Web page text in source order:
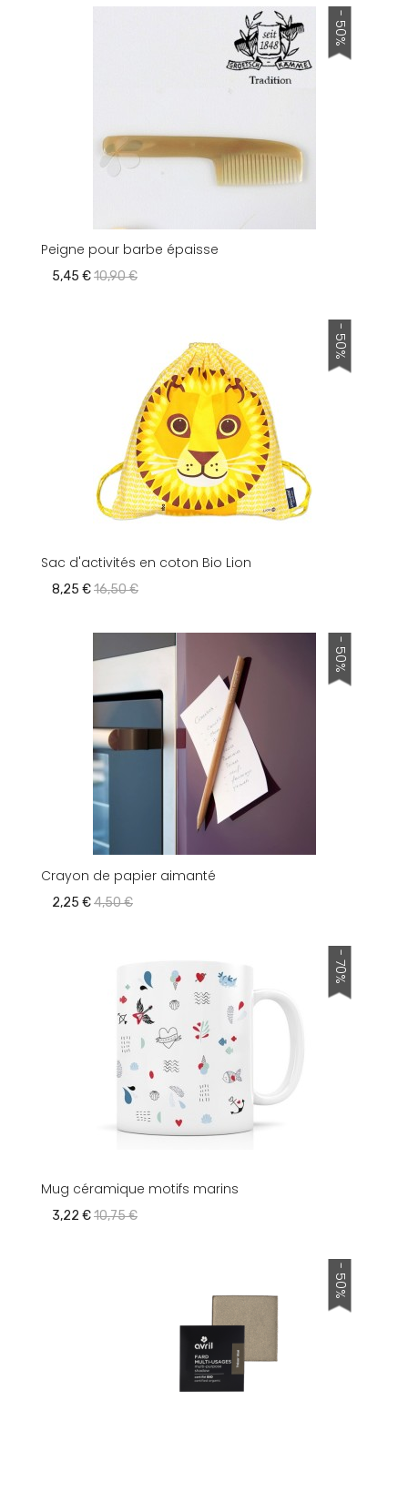
- 50%
Peigne pour barbe épaisse
5,45 €10,90 €
- 50%
Sac d'activités en coton Bio Lion
8,25 €16,50 €
- 50%
Crayon de papier aimanté
2,25 €4,50 €
- 70%
Mug céramique motifs marins
3,22 €10,75 €
- 50%